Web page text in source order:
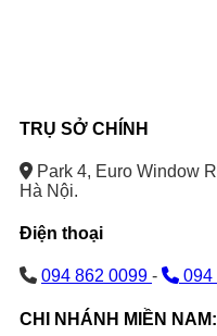
TRỤ SỞ CHÍNH
Park 4, Euro Window
Hà Nội.
Điện thoại
094 862 0099 - 094
CHI NHÁNH MIỀN NAM: